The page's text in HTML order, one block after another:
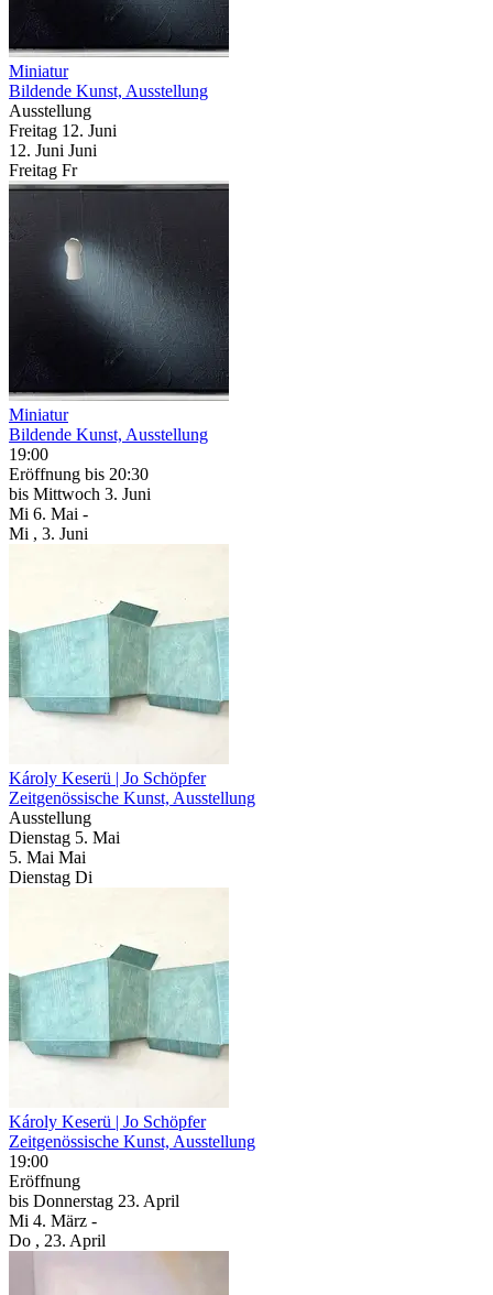
Miniatur
Bildende Kunst, Ausstellung
Ausstellung
Freitag 12. Juni
12. Juni Juni
Freitag Fr
Miniatur
Bildende Kunst, Ausstellung
19:00
Eröffnung bis 20:30
bis Mittwoch 3. Juni
Mi 6. Mai -
Mi , 3. Juni
Károly Keserü | Jo Schöpfer
Zeitgenössische Kunst, Ausstellung
Ausstellung
Dienstag 5. Mai
5. Mai Mai
Dienstag Di
Károly Keserü | Jo Schöpfer
Zeitgenössische Kunst, Ausstellung
19:00
Eröffnung
bis Donnerstag 23. April
Mi 4. März -
Do , 23. April